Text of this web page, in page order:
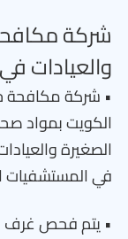
شركة
والعيادات
• شركة مكافحة
الكويت بمواد
الصغيرة
في المستشفيات
• يتم فحص غرف